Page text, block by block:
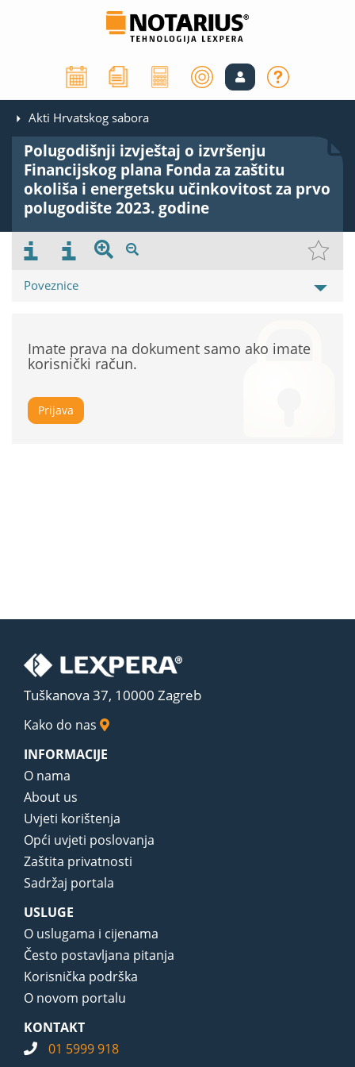
Akti Hrvatskog sabora
Polugodišnji izvještaj o izvršenju
Financijskog plana Fonda za zaštitu
okoliša i energetsku učinkovitost za prvo
polugodište 2023. godine
Poveznice
Imate prava na dokument samo ako imate
korisnički račun.
Prijava
Tuškanova 37, 10000 Zagreb
Kako do nas
INFORMACIJE
O nama
About us
Uvjeti korištenja
Opći uvjeti poslovanja
Zaštita privatnosti
Sadržaj portala
USLUGE
O uslugama i cijenama
Često postavljana pitanja
Korisnička podrška
O novom portalu
KONTAKT
01 5999 918